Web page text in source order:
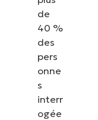
de
40 %
des
pers
onne
s
interr
ogée